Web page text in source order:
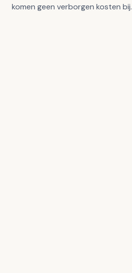
komen geen verborgen kosten bij.